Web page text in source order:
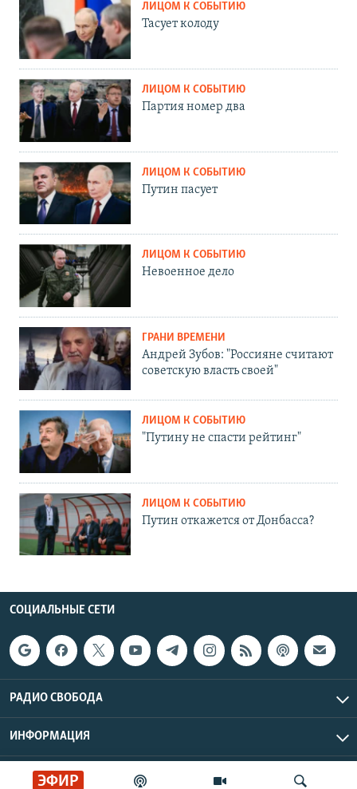
ЭФИР
ЛИЦОМ К СОБЫТИЮ
Тасует колоду
ЛИЦОМ К СОБЫТИЮ
Партия номер два
ЛИЦОМ К СОБЫТИЮ
Путин пасует
ЛИЦОМ К СОБЫТИЮ
Невоенное дело
ГРАНИ ВРЕМЕНИ
Андрей Зубов: "Россияне считают
советскую власть своей"
ЛИЦОМ К СОБЫТИЮ
"Путину не спасти рейтинг"
ЛИЦОМ К СОБЫТИЮ
Путин откажется от Донбасса?
СОЦИАЛЬНЫЕ СЕТИ
РАДИО СВОБОДА
ИНФОРМАЦИЯ
Радио Свобода © 2026 RFE/RL, Inc. | Все права защищены.